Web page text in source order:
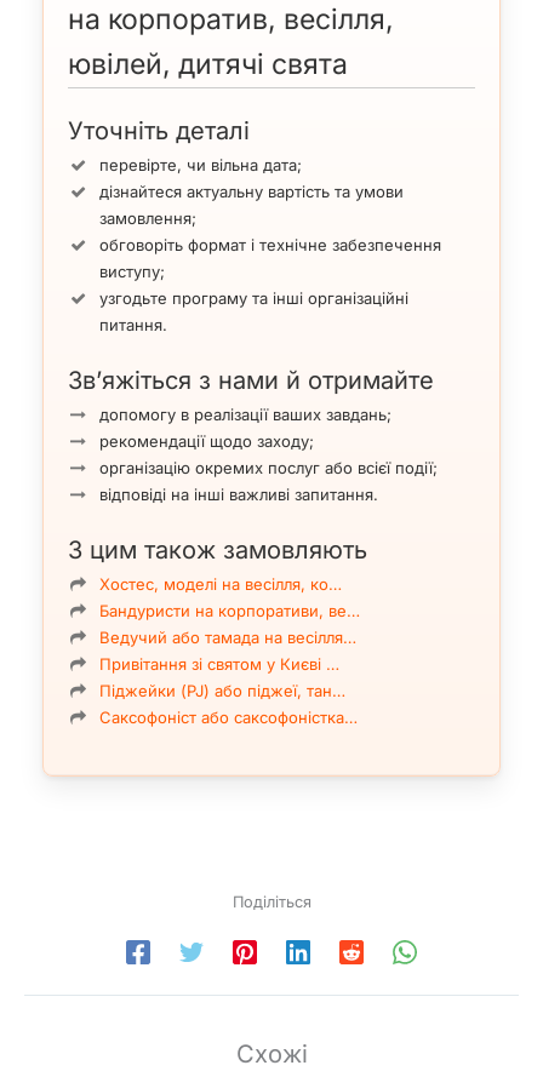
на корпоратив, весілля,
ювілей, дитячі свята
Уточніть деталі
перевірте, чи вільна дата;
дізнайтеся актуальну вартість та умови
замовлення;
обговоріть формат і технічне забезпечення
виступу;
узгодьте програму та інші організаційні
питання.
Зв’яжіться з нами й отримайте
допомогу в реалізації ваших завдань;
рекомендації щодо заходу;
організацію окремих послуг або всієї події;
відповіді на інші важливі запитання.
З цим також замовляють
Хостес, моделі на весілля, ко…
Бандуристи на корпоративи, ве…
Ведучий або тамада на весілля…
Привітання зі святом у Києві …
Піджейки (PJ) або піджеї, тан…
Саксофоніст або саксофоністка…
Поділіться
Схожі